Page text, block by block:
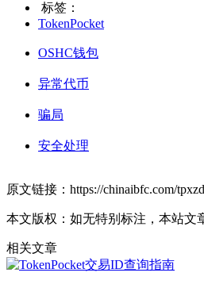
标签：
TokenPocket
OSHC钱包
异常代币
骗局
安全处理
原文链接：https://chinaibfc.com/
本文版权：如无特别标注，本站文
相关文章